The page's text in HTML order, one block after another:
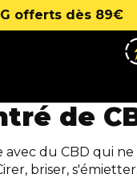
offerts dès 89€
de
du CBD qui ne
briser,